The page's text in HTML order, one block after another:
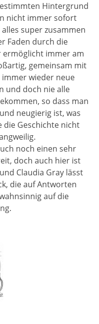
Hintergrund
nicht immer sofort
super zusammen
Faden durch die
ermöglicht immer am
gemeinsam mit
wieder neue
und doch nie alle
so dass man
neugierig ist, was
die Geschichte nicht
noch einen sehr
doch auch hier ist
Claudia Gray lässt
die auf Antworten
auf die